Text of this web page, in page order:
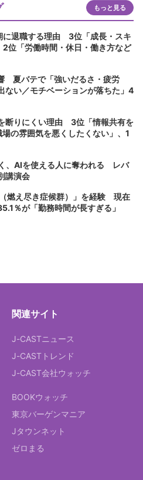
もっと見る
に退職する理由 3位「成長・スキ
位「労働時間・休日・働き方など
夏バテで「強いだるさ・疲労
ない／モチベーションが落ちた」4
断りにくい理由 3位「情報共有を
の雰囲気を悪くしたくない」、1
、AIを使える人に奪われる レバ
講演会
燃え尽き症候群）」を経験 現在
％が「勤務時間が長すぎる」
関連サイト
J-CASTニュース
J-CASTトレンド
J-CAST会社ウォッチ
BOOKウォッチ
東京バーゲンマニア
Jタウンネット
ゼロまる